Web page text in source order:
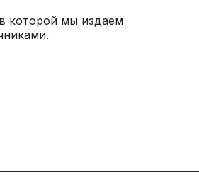
которой мы издаем